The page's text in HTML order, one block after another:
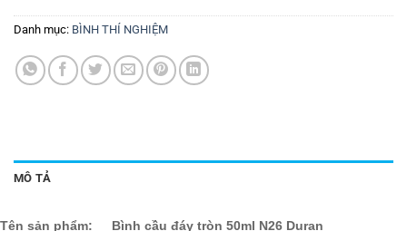
Danh mục: BÌNH THÍ NGHIỆM
MÔ TẢ
Tên sản phẩm: Bình cầu đáy tròn 50ml N26 Duran